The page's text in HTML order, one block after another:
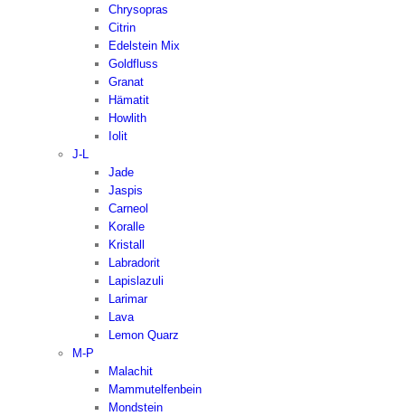
Chrysopras
Citrin
Edelstein Mix
Goldfluss
Granat
Hämatit
Howlith
Iolit
J-L
Jade
Jaspis
Carneol
Koralle
Kristall
Labradorit
Lapislazuli
Larimar
Lava
Lemon Quarz
M-P
Malachit
Mammutelfenbein
Mondstein